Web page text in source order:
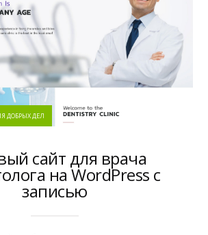
ДОБРЫХ ДЕЛ
сайт для врача
на WordPress с
записью